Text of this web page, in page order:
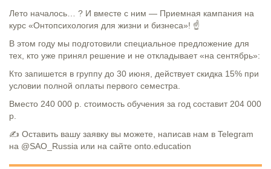
Лето началось… ? И вместе с ним — Приемная кампания на
курс «Онтопсихология для жизни и бизнеса»! ☝️
В этом году мы подготовили специальное предложение для
тех, кто уже принял решение и не откладывает «на сентябрь»:
Кто запишется в группу до 30 июня, действует скидка 15% при
условии полной оплаты первого семестра.
Вместо 240 000 р. стоимость обучения за год составит 204 000
р.
✍️ Оставить вашу заявку вы можете, написав нам в Telegram
на @SAO_Russia или на сайте onto.education